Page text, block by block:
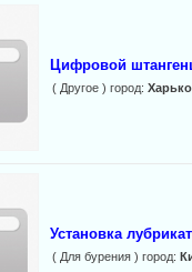
Цифровой
( Другое ) город:
Установка
( Для бурения ) город: